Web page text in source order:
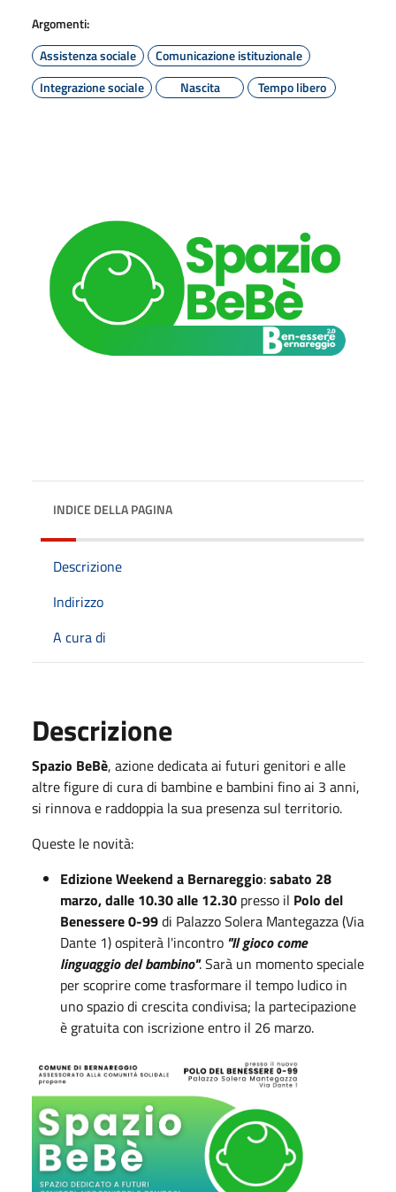
Argomenti:
Assistenza sociale
Comunicazione istituzionale
Integrazione sociale
Nascita Tempo libero
INDICE DELLA PAGINA
Descrizione
Indirizzo
A cura di
Descrizione
Spazio BeBè, azione dedicata ai futuri genitori e alle
altre figure di cura di bambine e bambini fino ai 3 anni,
si rinnova e raddoppia la sua presenza sul territorio.
Queste le novità:
Edizione Weekend a Bernareggio:sabato 28
marzo, dalle 10.30 alle 12.30 presso il Polo del
Benessere 0-99di Palazzo Solera Mantegazza (Via
Dante 1) ospiterà l'incontro "Il gioco come
linguaggio del bambino". Sarà un momento speciale
per scoprire come trasformare il tempo ludico in
uno spazio di crescita condivisa; la partecipazione
è gratuita con iscrizione entro il 26 marzo.